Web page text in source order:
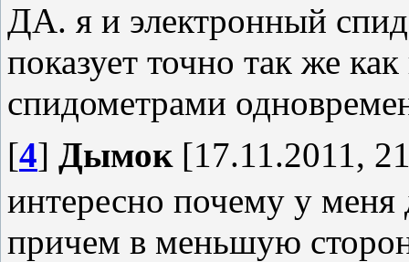
ДА. я и электронный
показует точно так же
спидометрами
[4] Дымок[17.11.2011,
интересно почему у
причем в меньшую